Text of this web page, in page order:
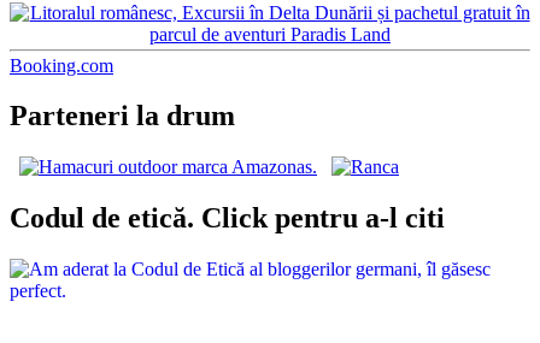
Booking.com
Parteneri la drum
Codul de etică. Click pentru a-l citi